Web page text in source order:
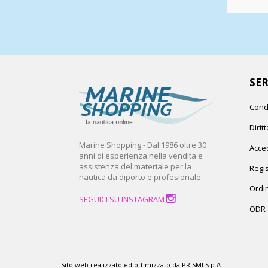
Marine Shopping - Dal 1986 oltre 30
anni di esperienza nella vendita e
assistenza del materiale per la
nautica da diporto e profesionale
SEGUICI SU INSTAGRAM
ODR
Sito web realizzato ed ottimizzato da PRISMI S.p.A.